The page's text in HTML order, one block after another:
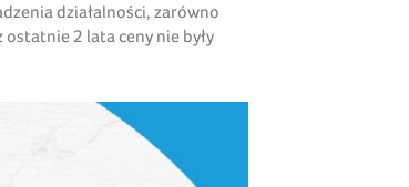
działalności, zarówno
2 lata ceny nie były